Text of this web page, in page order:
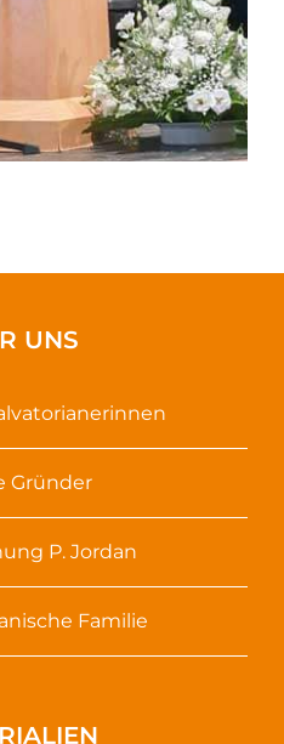
UNS
Gründer
P. Jordan
Familie